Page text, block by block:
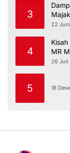
3
22
4
MR
Diri
26 Juli
5 18